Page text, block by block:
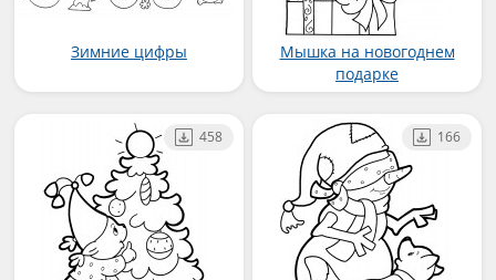
Зимние цифры
Мышка на новогоднем
подарке
458 166